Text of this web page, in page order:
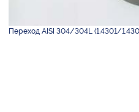
Переход AISI 304/304L (1.4301/